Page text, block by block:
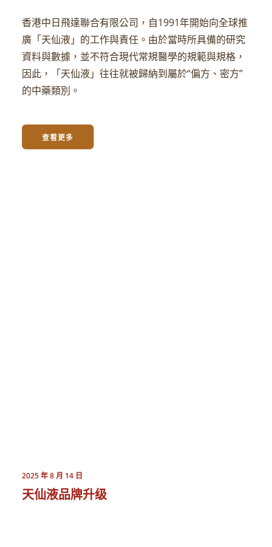
香港中日飛達聯合有限公司，自1991年開始向全球推
廣「天仙液」的工作與責任。由於當時所具備的研究
資料與數據，並不符合現代常規醫學的規範與規格，
因此，「天仙液」往往就被歸納到屬於“偏方、密方”
的中藥類別。
查看更多
2025 年 8 月 14 日
天仙液品牌升级